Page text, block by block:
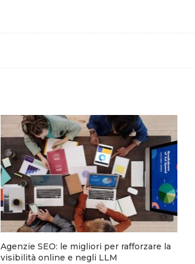
Agenzie SEO: le migliori per rafforzare la
visibilità online e negli LLM